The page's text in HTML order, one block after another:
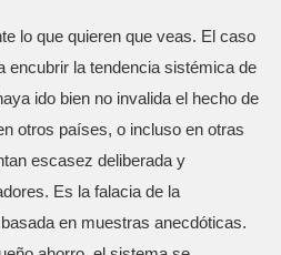
lo que quieren que veas. El caso
encubrir la tendencia sistémica de
ido bien no invalida el hecho de
otros países, o incluso en otras
escasez deliberada y
Es la falacia de la
en muestras anecdóticas.